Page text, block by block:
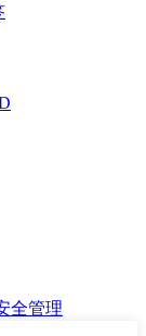
全管理